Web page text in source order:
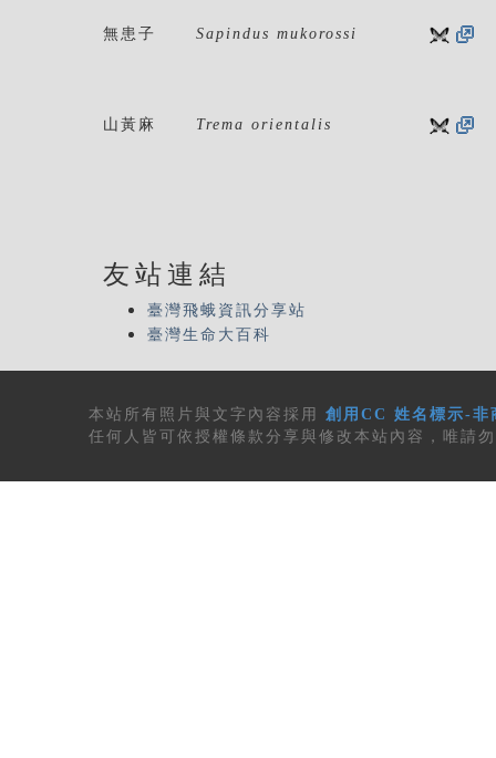
無患子 Sapindus mukorossi
山黃麻 Trema orientalis
友站連結
臺灣飛蛾資訊分享站
臺灣生命大百科
本站所有 照片與文字內容 採用 創用CC 姓名標示-
任何人皆可依授權條款分享與修改本站內容，唯請